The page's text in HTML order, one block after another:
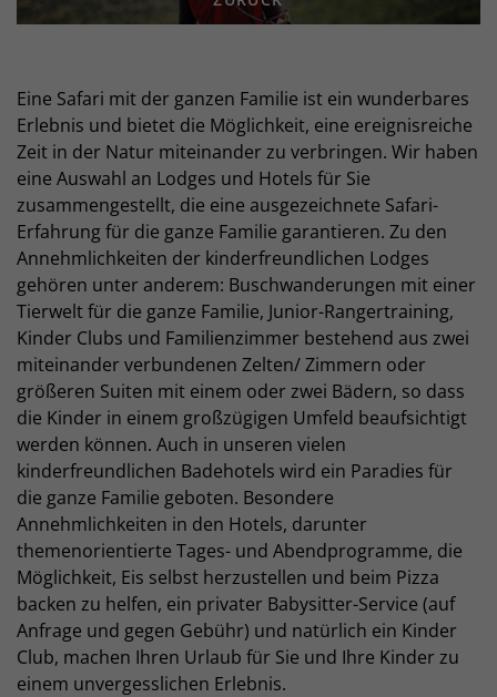
Eine Safari mit der ganzen Familie ist ein wunderbares
Erlebnis und bietet die Möglichkeit, eine ereignisreiche
Zeit in der Natur miteinander zu verbringen. Wir haben
eine Auswahl an Lodges und Hotels für Sie
zusammengestellt, die eine ausgezeichnete Safari-
Erfahrung für die ganze Familie garantieren. Zu den
Annehmlichkeiten der kinderfreundlichen Lodges
gehören unter anderem: Buschwanderungen mit einer
Tierwelt für die ganze Familie, Junior-Rangertraining,
Kinder Clubs und Familienzimmer bestehend aus zwei
miteinander verbundenen Zelten/ Zimmern oder
größeren Suiten mit einem oder zwei Bädern, so dass
die Kinder in einem großzügigen Umfeld beaufsichtigt
werden können. Auch in unseren vielen
kinderfreundlichen Badehotels wird ein Paradies für
die ganze Familie geboten. Besondere
Annehmlichkeiten in den Hotels, darunter
themenorientierte Tages- und Abendprogramme, die
Möglichkeit, Eis selbst herzustellen und beim Pizza
backen zu helfen, ein privater Babysitter-Service (auf
Anfrage und gegen Gebühr) und natürlich ein Kinder
Club, machen Ihren Urlaub für Sie und Ihre Kinder zu
einem unvergesslichen Erlebnis.